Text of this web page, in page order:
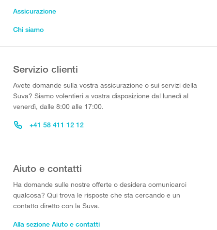
Assicurazione
Chi siamo
Servizio clienti
Avete domande sulla vostra assicurazione o sui servizi della
Suva? Siamo volentieri a vostra disposizione dal lunedì al
venerdì, dalle 8:00 alle 17:00.
+41 58 411 12 12
Aiuto e contatti
Ha domande sulle nostre offerte o desidera comunicarci
qualcosa? Qui trova le risposte che sta cercando e un
contatto diretto con la Suva.
Alla sezione Aiuto e contatti